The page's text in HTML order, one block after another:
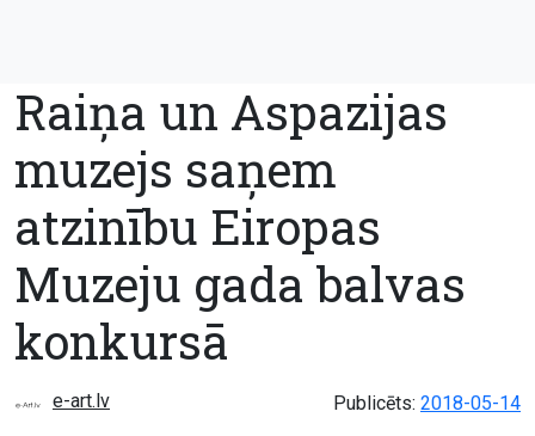
Raiņa un Aspazijas
muzejs saņem
atzinību Eiropas
Muzeju gada balvas
konkursā
e-art.lv Publicēts: 2018-05-14